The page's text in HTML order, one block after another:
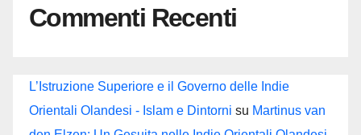
Commenti Recenti
L’Istruzione Superiore e il Governo delle Indie
Orientali Olandesi - Islam e Dintorni su Martinus van